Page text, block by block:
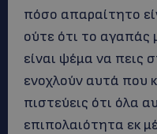
πόσο απαραίτητο
ούτε ότι το αγαπάς
είναι ψέμα να πεις
ενοχλούν αυτά που
πιστεύεις ότι όλα
επιπολαιότητα εκ